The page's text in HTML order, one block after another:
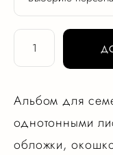
Альбом для
однотонными
обложки,